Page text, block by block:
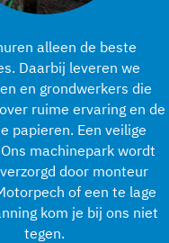
alleen de beste
Daarbij leveren we
en grondwerkers die
ruime ervaring en de
papieren. Een veilige
machinepark wordt
door monteur
of een te lage
kom je bij ons niet
tegen.